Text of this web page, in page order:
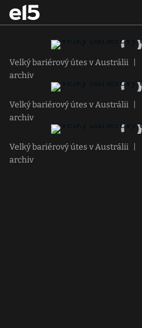
Velký bariérový útes v Austrálii
archiv
Velký bariérový útes v Austrálii
archiv
Velký bariérový útes v Austrálii
archiv